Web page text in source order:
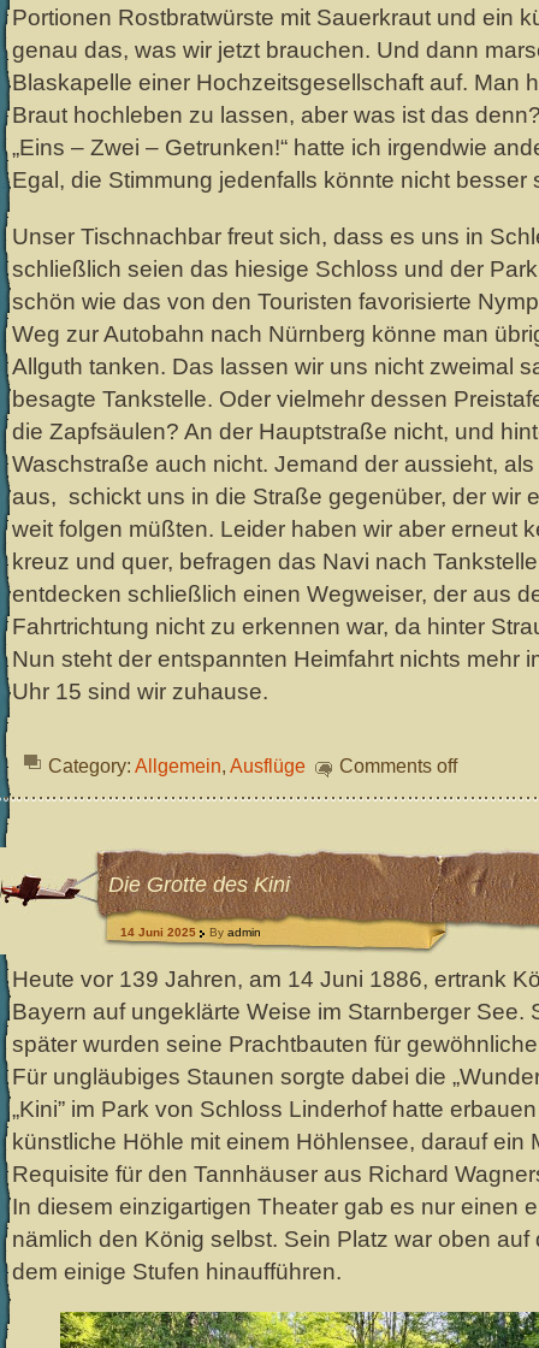
Portionen Rostbratwürste mit Sauerkraut und ein
genau das, was wir jetzt brauchen. Und dann
Blaskapelle einer Hochzeitsgesellschaft auf. Man
Braut hochleben zu lassen, aber was ist das
„Eins – Zwei – Getrunken!“ hatte ich irgendwie
Egal, die Stimmung jedenfalls könnte nicht besser
Unser Tischnachbar freut sich, dass es uns in
schließlich seien das hiesige Schloss und der
schön wie das von den Touristen favorisierte
Weg zur Autobahn nach Nürnberg könne man
Allguth tanken. Das lassen wir uns nicht zweimal
besagte Tankstelle. Oder vielmehr dessen
die Zapfsäulen? An der Hauptstraße nicht, und
Waschstraße auch nicht. Jemand der aussieht,
aus, schickt uns in die Straße gegenüber, der wir
weit folgen müßten. Leider haben wir aber erneut
kreuz und quer, befragen das Navi nach
entdecken schließlich einen Wegweiser, der aus
Fahrtrichtung nicht zu erkennen war, da hinter
Nun steht der entspannten Heimfahrt nichts mehr
Uhr 15 sind wir zuhause.
Category: Allgemein, Ausflüge Comments off
Die Grotte des Kini
14 Juni 2025 By admin
Heute vor 139 Jahren, am 14 Juni 1886, ertrank
Bayern auf ungeklärte Weise im Starnberger See.
später wurden seine Prachtbauten für
Für ungläubiges Staunen sorgte dabei die
„Kini” im Park von Schloss Linderhof hatte
künstliche Höhle mit einem Höhlensee, darauf ein
Requisite für den Tannhäuser aus Richard
In diesem einzigartigen Theater gab es nur einen
nämlich den König selbst. Sein Platz war oben
dem einige Stufen hinaufführen.